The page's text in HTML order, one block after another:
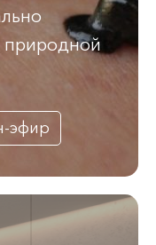
природной
эфир